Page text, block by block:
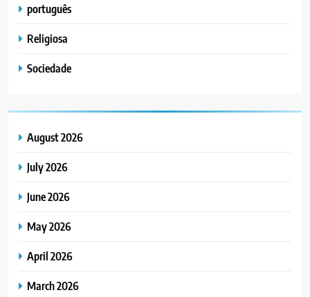
português
Religiosa
Sociedade
August 2026
July 2026
June 2026
May 2026
April 2026
March 2026